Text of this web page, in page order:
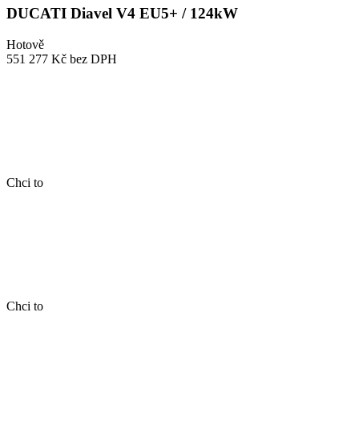
DUCATI Diavel V4 EU5+ / 124kW
Hotově
551 277 Kč bez DPH
Chci to
Chci to